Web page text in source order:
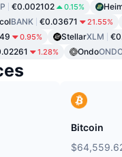
€0.002102 0.15%
BANK €0.03671 21.55%
0.95% StellarXLM
1.28% Ondo
Bitcoin